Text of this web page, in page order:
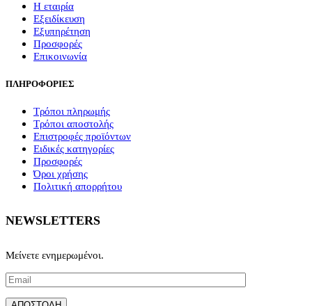
Η εταιρία
Εξειδίκευση
Εξυπηρέτηση
Προσφορές
Επικοινωνία
ΠΛΗΡΟΦΟΡΙΕΣ
Τρόποι πληρωμής
Τρόποι αποστολής
Επιστροφές προϊόντων
Ειδικές κατηγορίες
Προσφορές
Όροι χρήσης
Πολιτική απορρήτου
NEWSLETTERS
Μείνετε ενημερωμένοι.